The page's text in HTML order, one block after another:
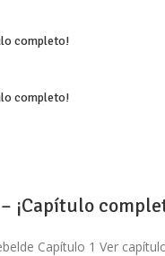
completo!
completo!
¡Capítulo
Capítulo 1 Ver